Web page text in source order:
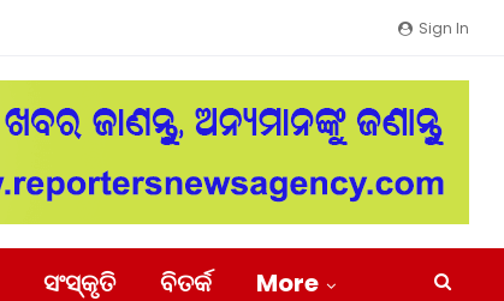
Sign In
ସଂସ୍କୃତି ବିତର୍କ More